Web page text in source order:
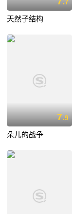
7
天然子结构
7.9
朵儿的战争